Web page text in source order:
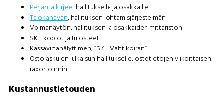
Perjantaikirjeet hallitukselle ja osakkaille
Talokanavan, hallituksen johtamisjärjestelmän
Voimanäytön, hallituksen ja osakkaiden mittariston
SKH kopiot ja tulosteet
Kassavirtahälyttimen, ”SKH Vahtikoiran”
Ostolaskujen julkaisun hallitukselle, ostotietojen viikoittaisen
raportoinnin
Kustannustietouden